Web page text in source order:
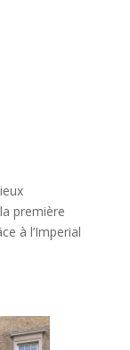
première
à l’Imperial